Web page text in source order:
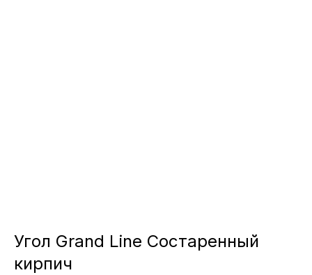
Угол Grand Line Состаренный
кирпич